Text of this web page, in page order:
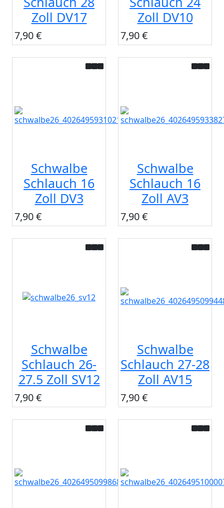
Zoll DV17
7,90 €
Zoll DV10
7,90 €
Schwalbe
Schlauch 16
Zoll DV3
7,90 €
Schwalbe
Schlauch 16
Zoll AV3
7,90 €
Schwalbe
Schlauch 26-
27.5 Zoll SV12
7,90 €
Schwalbe
Schlauch 27-28
Zoll AV15
7,90 €